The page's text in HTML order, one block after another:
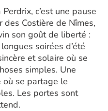
c’est une pause
des Costière de Nîmes,
son goût de liberté :
soirées d’été
et solaire où se
simples. Une
où se partage le
Les portes sont